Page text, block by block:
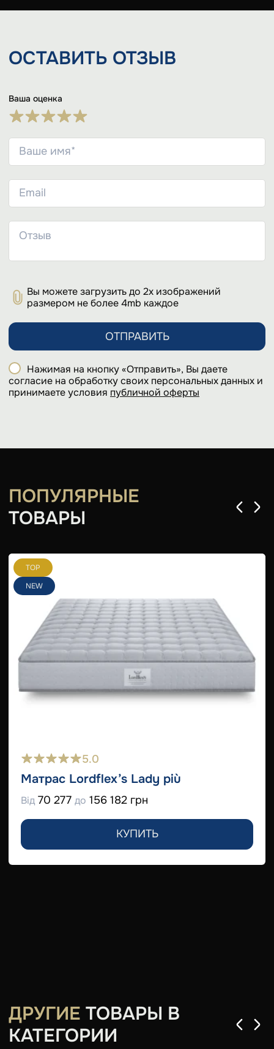
ОСТАВИТЬ ОТЗЫВ
Ваша оценка
Вы можете загрузить до 2х изображений
размером не более 4mb каждое
ОТПРАВИТЬ
Нажимая на кнопку «Отправить», Вы даете
согласие на обработку своих персональных данных и
принимаете условия публичной оферты
ПОПУЛЯРНЫЕ
ТОВАРЫ
TOP
NEW
5.0
Матрас Lordflex’s Lady più
Від 70 277 до 156 182 грн
КУПИТЬ
ДРУГИЕ ТОВАРЫ В
КАТЕГОРИИ